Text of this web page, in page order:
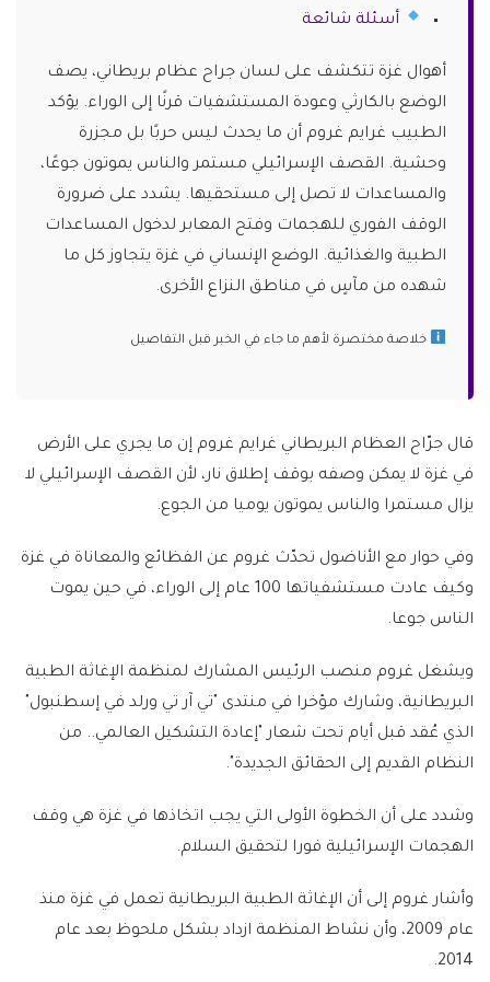
أسئلة شائعة
أهوال غزة تتكشف على لسان جراح عظام بريطاني، يصف
الوضع بالكارثي وعودة المستشفيات قرنًا إلى الوراء. يؤكد
الطبيب غرايم غروم أن ما يحدث ليس حربًا بل مجزرة
وحشية. القصف الإسرائيلي مستمر والناس يموتون جوعًا،
والمساعدات لا تصل إلى مستحقيها. يشدد على ضرورة
الوقف الفوري للهجمات وفتح المعابر لدخول المساعدات
الطبية والغذائية. الوضع الإنساني في غزة يتجاوز كل ما
شهده من مآسٍ في مناطق النزاع الأخرى.
خلاصة مختصرة لأهم ما جاء في الخبر قبل التفاصيل
قال جرّاح العظام البريطاني غرايم غروم إن ما يجري على الأرض
في غزة لا يمكن وصفه بوقف إطلاق نار، لأن القصف الإسرائيلي لا
يزال مستمرا والناس يموتون يوميا من الجوع.
وفي حوار مع الأناضول تحدّث غروم عن الفظائع والمعاناة في غزة
وكيف عادت مستشفياتها 100 عام إلى الوراء، في حين يموت
الناس جوعا.
ويشغل غروم منصب الرئيس المشارك لمنظمة الإغاثة الطبية
البريطانية، وشارك مؤخرا في منتدى "تي آر تي ورلد في إسطنبول"
الذي عُقد قبل أيام تحت شعار "إعادة التشكيل العالمي.. من
النظام القديم إلى الحقائق الجديدة".
وشدد على أن الخطوة الأولى التي يجب اتخاذها في غزة هي وقف
الهجمات الإسرائيلية فورا لتحقيق السلام.
وأشار غروم إلى أن الإغاثة الطبية البريطانية تعمل في غزة منذ
عام 2009، وأن نشاط المنظمة ازداد بشكل ملحوظ بعد عام
2014.